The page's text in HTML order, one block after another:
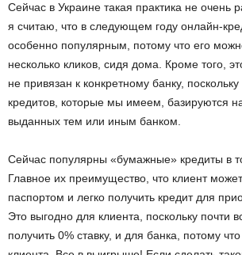
Сейчас в Украине такая практика не очень
я считаю, что в следующем году онлайн-
особенно популярным, потому что его
несколько кликов, сидя дома. Кроме того,
не привязан к конкретному банку,
кредитов, которые мы имеем, базируются
выданных тем или иным банком.
Сейчас популярны «бумажные» кредиты в
Главное их преимущество, что клиент
паспортом и легко получить кредит для
Это выгодно для клиента, поскольку почти
получить 0% ставку, и для банка, потому